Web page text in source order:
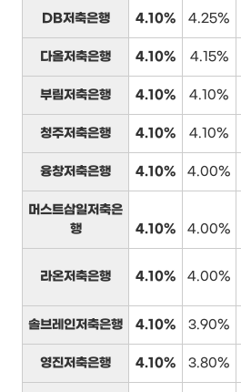
DB저축은행 4.10% 4.25%
다올저축은행 4.10% 4.15%
부림저축은행 4.10% 4.10%
청주저축은행 4.10% 4.10%
융창저축은행 4.10% 4.00%
머스트삼일저축은
행
4.10% 4.00%
라온저축은행 4.10% 4.00%
솔브레인저축은행 4.10% 3.90%
영진저축은행 4.10% 3.80%